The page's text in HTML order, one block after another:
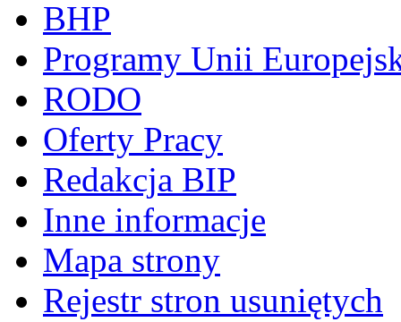
BHP
Programy Unii
RODO
Oferty Pracy
Redakcja BIP
Inne informacje
Mapa strony
Rejestr stron usuniętych